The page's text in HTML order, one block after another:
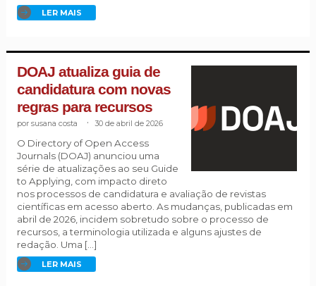
LER MAIS
DOAJ atualiza guia de
candidatura com novas
regras para recursos
susana costa 30 de abril de 2026
O Directory of Open Access
Journals (DOAJ) anunciou uma
série de atualizações ao seu Guide
to Applying, com impacto direto
nos processos de candidatura e avaliação de revistas
científicas em acesso aberto. As mudanças, publicadas em
abril de 2026, incidem sobretudo sobre o processo de
recursos, a terminologia utilizada e alguns ajustes de
redação. Uma […]
LER MAIS